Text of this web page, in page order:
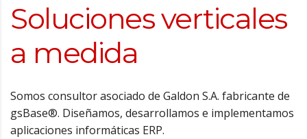
Soluciones verticales
a medida
Somos consultor asociado de Galdon S.A. fabricante de
gsBase®. Diseñamos, desarrollamos e implementamos
aplicaciones informáticas ERP.